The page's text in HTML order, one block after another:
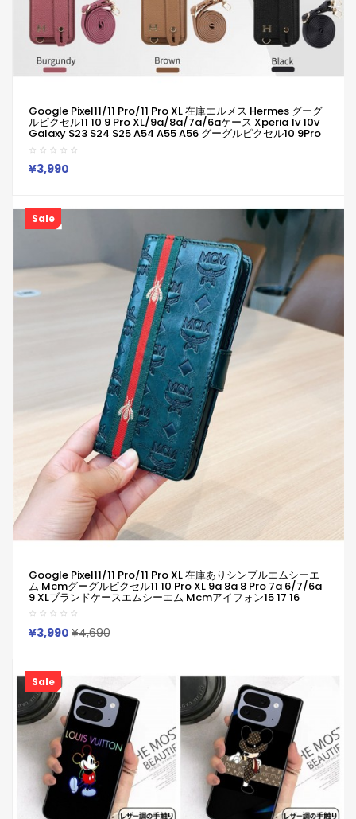
Google Pixel11/11 Pro/11 Pro XL 在庫エルメス Hermes グーグ
ルピクセル11 10 9 Pro XL/9a/8a/7a/6aケース Xperia 1v 10v
Galaxy S23 S24 S25 A54 A55 A56 グーグルピクセル10 9Pro
XL 8a 7a Iphone 17 15 16 Pro Maxケース
Iphone/Galaxy/Google/Xperia/Pixelなど全機種対応
¥3,990
Sale
Google Pixel11/11 Pro/11 Pro XL 在庫ありシンプルエムシーエ
ム Mcmグーグルピクセル11 10 Pro XL 9a 8a 8 Pro 7a 6/7/6a
9 XLブランドケースエムシーエム Mcmアイフォン15 17 16
Xperia 1 Vii 10 Vii 1vi 10v Iv ギャラクシーa55 A54 A51 Google
Pixel 6 7 8a 8 Proケース革製ファッション潮流男女兼用人気
¥3,990 ¥4,690
Sale